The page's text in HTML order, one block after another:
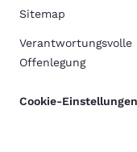
Sitemap
Verantwortungsvolle
Offenlegung
Cookie-Einstellungen